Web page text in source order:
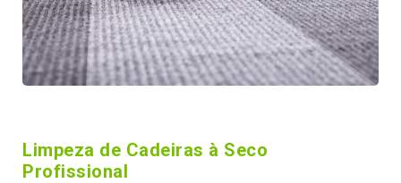
Limpeza de Cadeiras à Seco
Profissional